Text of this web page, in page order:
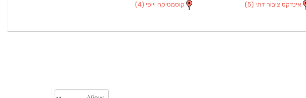
אינדקס ציבור דתי (5) קוסמטיקה ויופי (4)